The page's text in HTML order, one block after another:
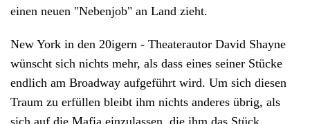
einen neuen "Nebenjob" an Land zieht.
New York in den 20igern - Theaterautor David Shayne
wünscht sich nichts mehr, als dass eines seiner Stücke
endlich am Broadway aufgeführt wird. Um sich diesen
Traum zu erfüllen bleibt ihm nichts anderes übrig, als